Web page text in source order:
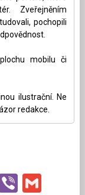
Zveřejněním
pochopili
mobilu či
ilustrační. Ne
redakce.
Viber